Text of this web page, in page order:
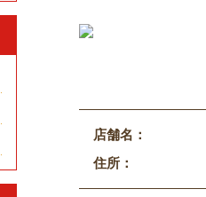
店舗名：
住所：